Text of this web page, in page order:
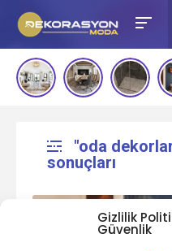
Gizlilik
Güvenlik
"oda
sonuçları